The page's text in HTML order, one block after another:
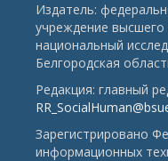
Издатель:
учреждение высшего
национальный
Белгородская
Редакция: главный
Зарегистрировано
информационных